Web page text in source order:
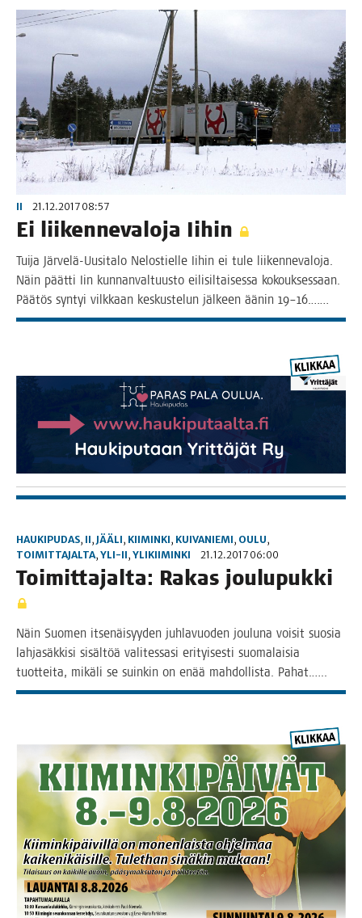
II 21.12.2017 08:57
Ei lii­ken­ne­va­lo­ja Iihin
Tui­ja Jär­ve­lä-Uusi­ta­lo Nelos­tiel­le Iihin ei tule lii­ken­ne­va­lo­ja.
Näin päät­ti Iin kun­nan­val­tuus­to eili­sil­tai­ses­sa kokouk­ses­saan.
Pää­tös syn­tyi vilk­kaan kes­kus­te­lun jäl­keen äänin 19–16.……
HAUKIPUDAS, II, JÄÄLI, KIIMINKI, KUIVANIEMI, OULU,
TOIMITTAJALTA, YLI-II, YLIKIIMINKI 21.12.2017 06:00
Toi­mit­ta­jal­ta: Rakas joulupukki
Näin Suo­men itse­näi­syy­den juh­la­vuo­den jou­lu­na voi­sit suo­sia
lah­ja­säk­ki­si sisäl­töä vali­tes­sa­si eri­tyi­ses­ti suo­ma­lai­sia
tuot­tei­ta, mikä­li se suin­kin on enää mah­dol­lis­ta. Pahat.…..